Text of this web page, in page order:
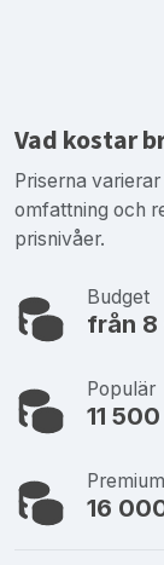
Vad kostar
Priserna
omfattning och
prisnivåer.
Budget
från
Populär
11
Premium
16